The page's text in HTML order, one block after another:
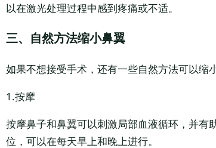
以在激光处理过程中感到疼痛或不适。
三、自然方法缩小鼻翼
如果不想接受手术，还有一些自然方法可以缩
1.按摩
按摩鼻子和鼻翼可以刺激局部血液循环，并有
位，可以在每天早上和晚上进行。